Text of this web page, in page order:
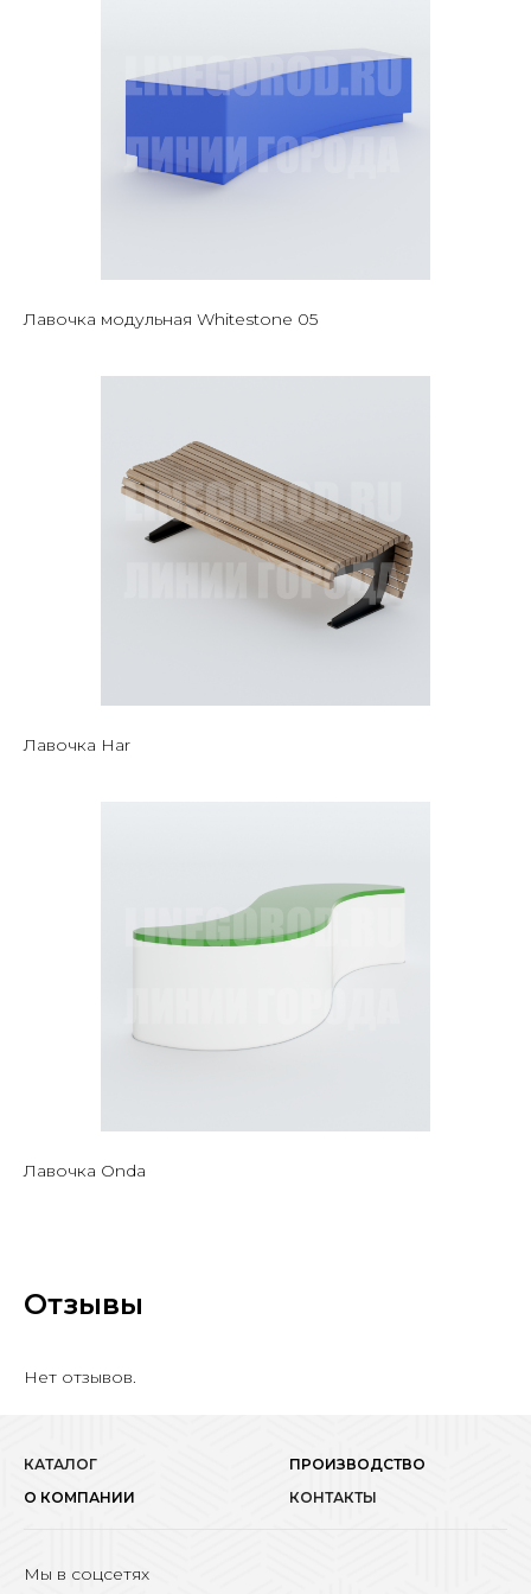
Лавочка модульная Whitestone 05
Лавочка Har
Лавочка Onda
Отзывы
Нет отзывов.
КАТАЛОГ
ПРОИЗВОДСТВО
О КОМПАНИИ
КОНТАКТЫ
Мы в соцсетях